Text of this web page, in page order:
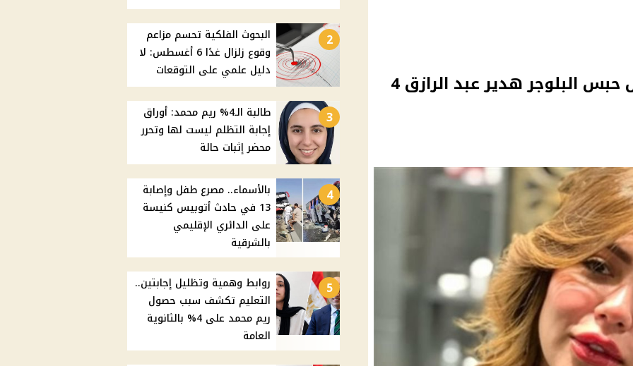
بلاغات واعترافات.. تفاصيل حبس البلوجر هدير عبد الرازق 4
2
البحوث الفلكية تحسم مزاعم
وقوع زلزال غدًا 6 أغسطس: لا
دليل علمي على التوقعات
3
طالبة الـ4% ريم محمد: أوراق
إجابة التظلم ليست لها وتحرر
محضر إثبات حالة
4
بالأسماء.. مصرع طفل وإصابة
13 في حادث أتوبيس كنيسة
على الدائري الإقليمي
بالشرقية
5
روابط وهمية وتظليل إجابتين..
التعليم تكشف سبب حصول
ريم محمد على 4% بالثانوية
العامة